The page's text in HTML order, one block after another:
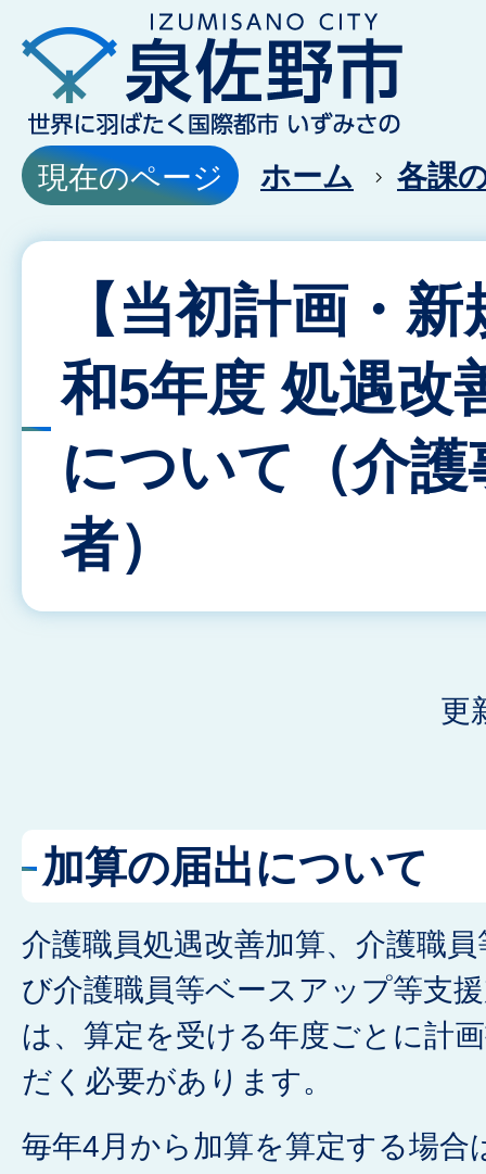
現在のページ ホーム 各課
【当初計画・
和5年度 処遇改
について（介護
者）
更
加算の届出について
介護職員処遇改善加算、介護職
び介護職員等ベースアップ等支
は、算定を受ける年度ごとに計
だく必要があります。
毎年4月から加算を算定する場合